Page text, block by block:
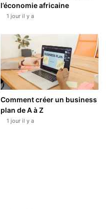
l’économie africaine
1 jour il y a
Comment créer un business
plan de A à Z
1 jour il y a